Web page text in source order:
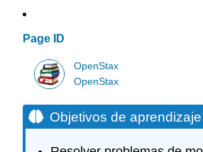
Page ID
OpenStax
OpenStax
Objetivos de aprendizaje